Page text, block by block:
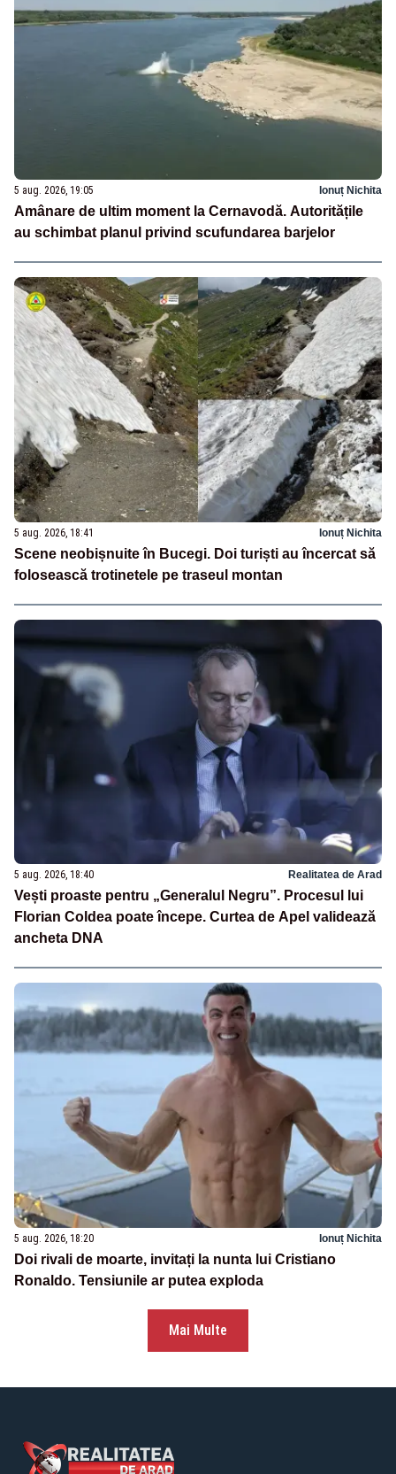
5 aug. 2026, 19:05 Ionuț Nichita
Amânare de ultim moment la Cernavodă. Autoritățile
au schimbat planul privind scufundarea barjelor
5 aug. 2026, 18:41 Ionuț Nichita
Scene neobișnuite în Bucegi. Doi turiști au încercat să
folosească trotinetele pe traseul montan
5 aug. 2026, 18:40 Realitatea de Arad
Vești proaste pentru „Generalul Negru”. Procesul lui
Florian Coldea poate începe. Curtea de Apel validează
ancheta DNA
5 aug. 2026, 18:20 Ionuț Nichita
Doi rivali de moarte, invitați la nunta lui Cristiano
Ronaldo. Tensiunile ar putea exploda
Mai Multe